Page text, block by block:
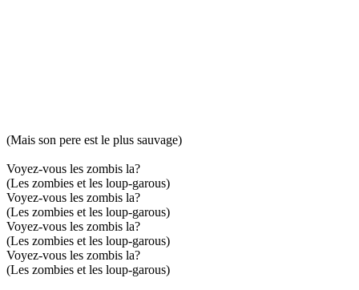
(Mais son pere est le plus sauvage)
Voyez-vous les zombis la?
(Les zombies et les loup-garous)
Voyez-vous les zombis la?
(Les zombies et les loup-garous)
Voyez-vous les zombis la?
(Les zombies et les loup-garous)
Voyez-vous les zombis la?
(Les zombies et les loup-garous)